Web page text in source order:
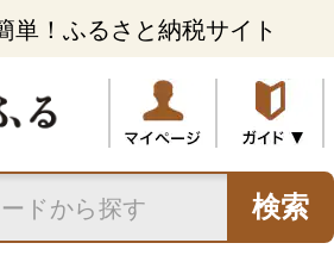
単！ふるさと納税サイト
検索